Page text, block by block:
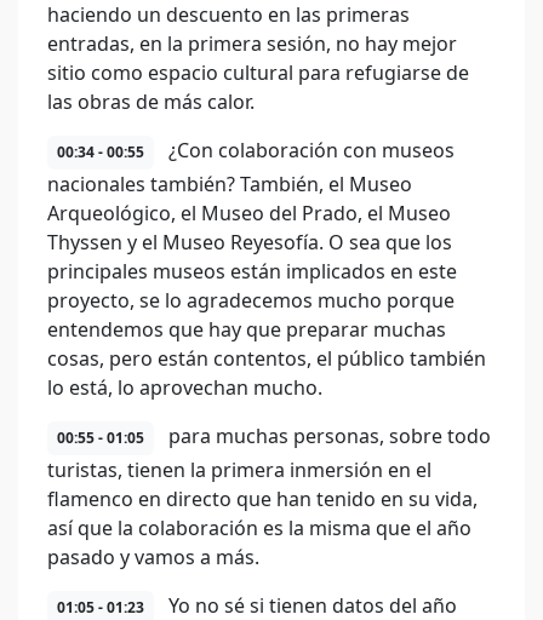
haciendo un descuento en las primeras
entradas, en la primera sesión, no hay mejor
sitio como espacio cultural para refugiarse de
las obras de más calor.
00:34 - 00:55
¿Con colaboración con museos
nacionales también? También, el Museo
Arqueológico, el Museo del Prado, el Museo
Thyssen y el Museo Reyesofía. O sea que los
principales museos están implicados en este
proyecto, se lo agradecemos mucho porque
entendemos que hay que preparar muchas
cosas, pero están contentos, el público también
lo está, lo aprovechan mucho.
00:55 - 01:05
para muchas personas, sobre todo
turistas, tienen la primera inmersión en el
flamenco en directo que han tenido en su vida,
así que la colaboración es la misma que el año
pasado y vamos a más.
01:05 - 01:23
Yo no sé si tienen datos del año